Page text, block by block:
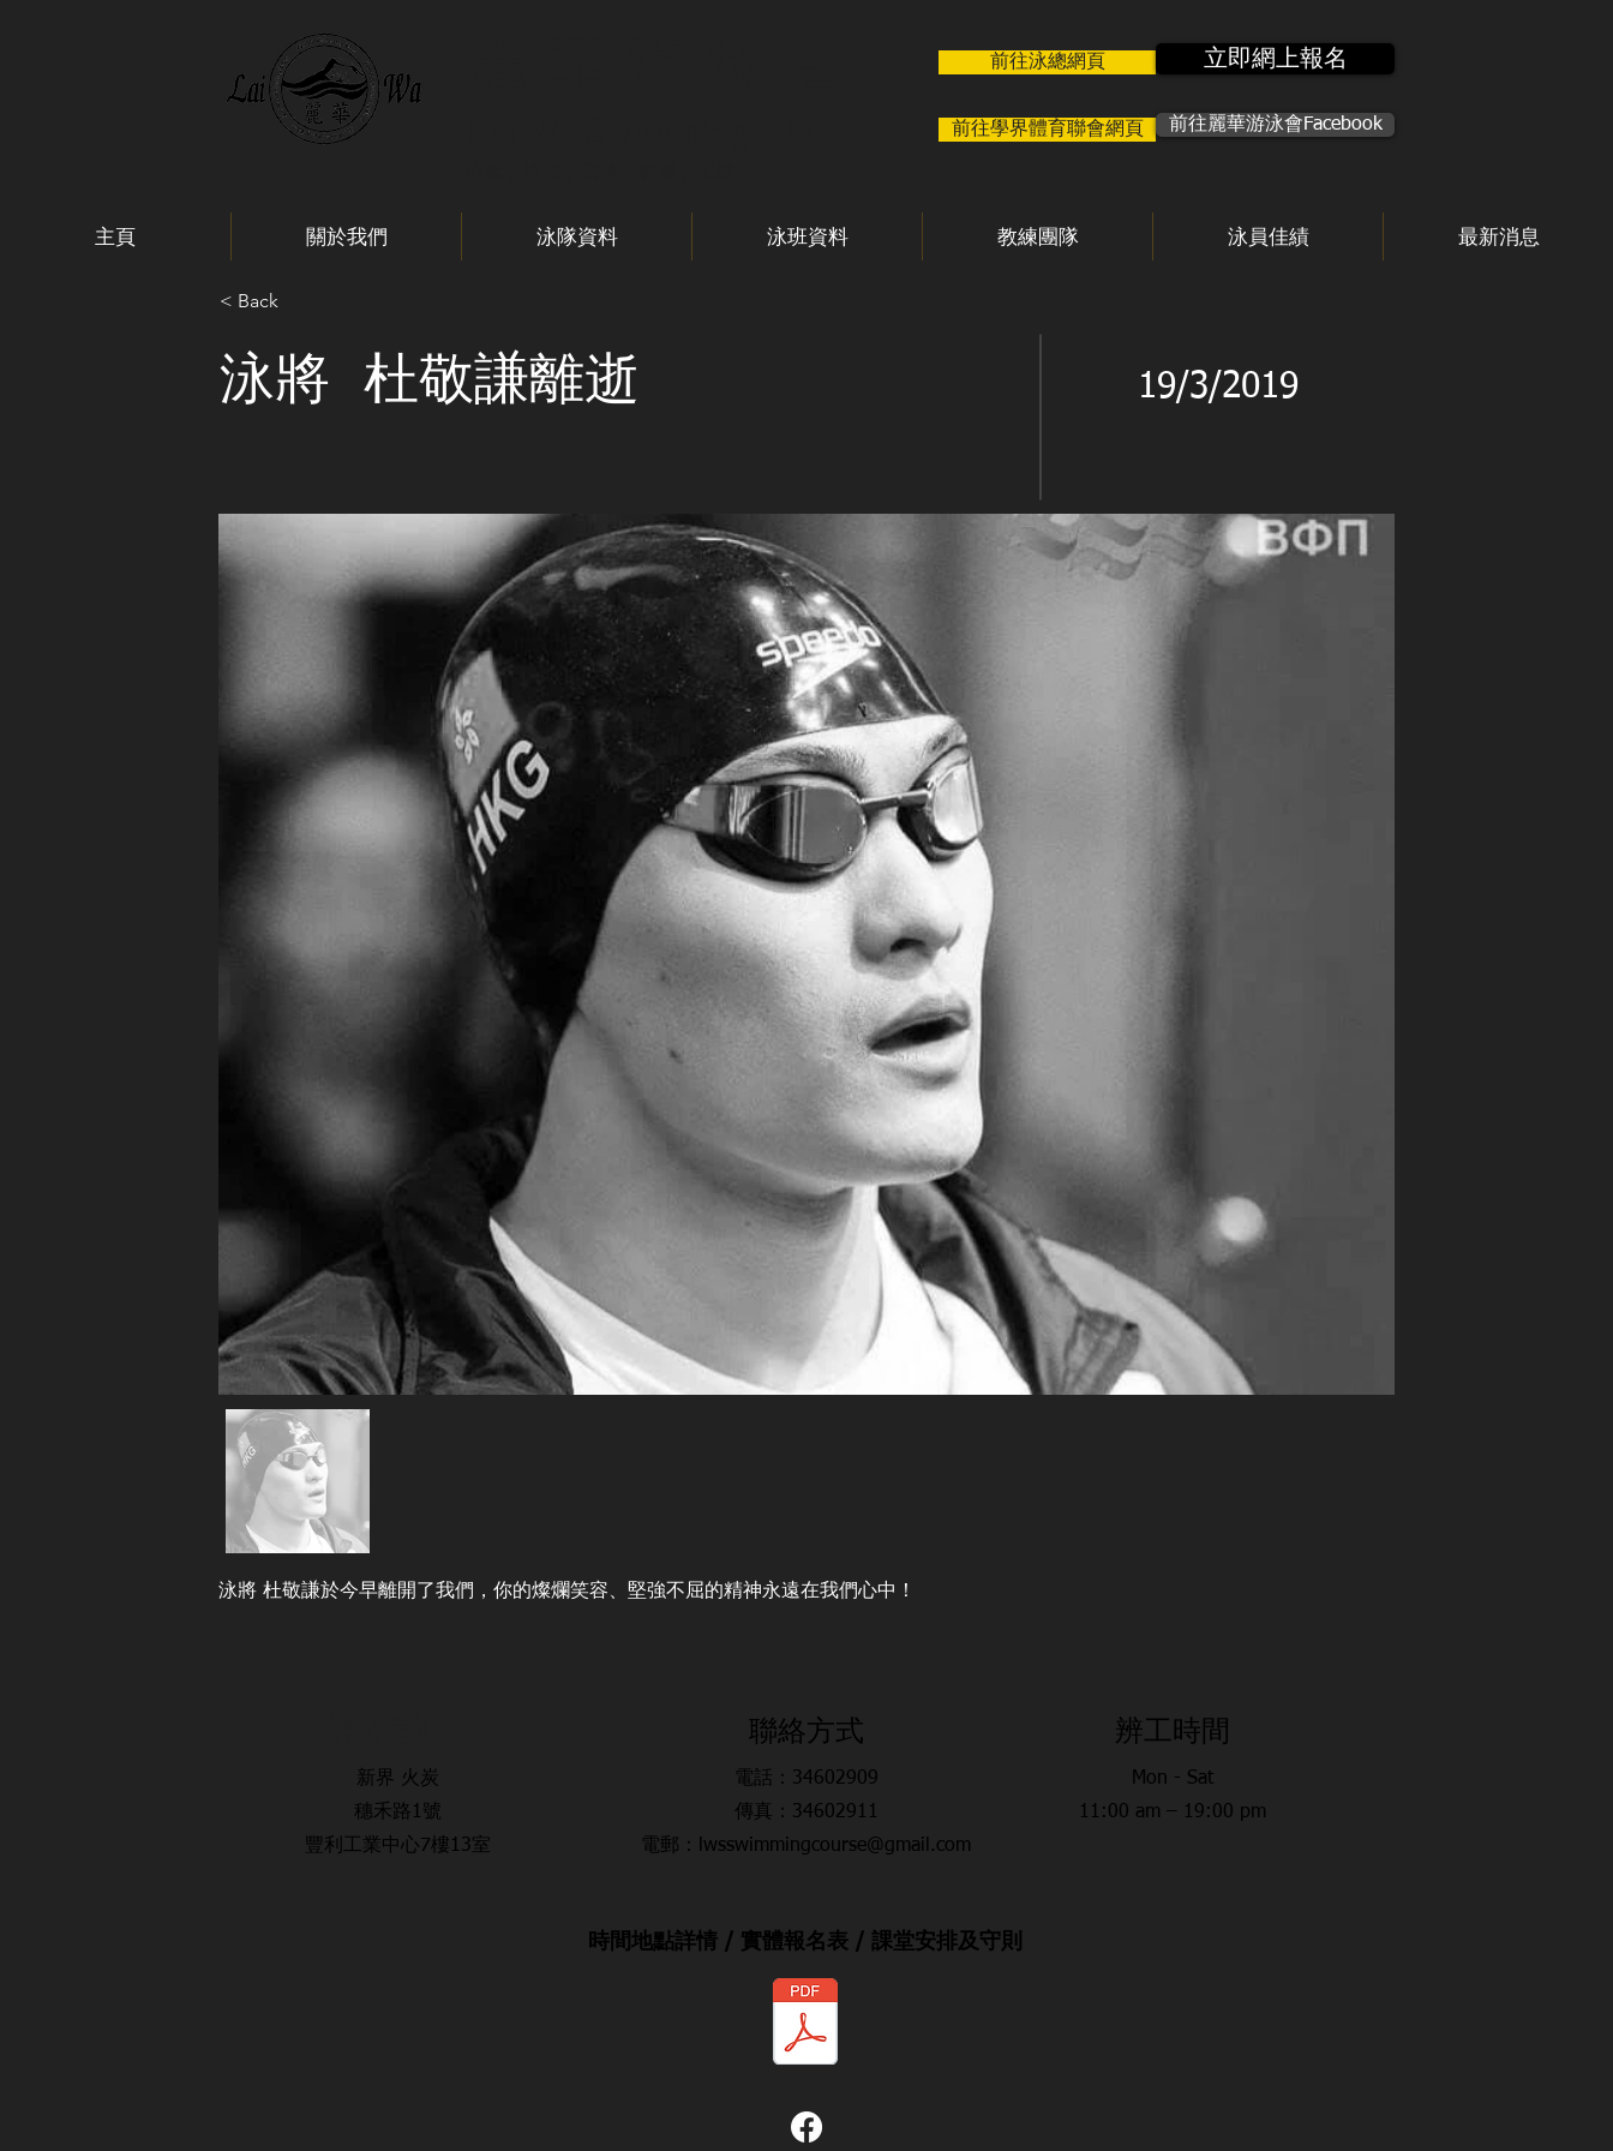
前往泳總網頁 立即網上報名
前往學界體育聯會網頁 前往麗華游泳會Facebook
主頁 關於我們 泳隊資料 泳班資料 教練團隊 泳員佳績 最新消息
< Back
泳將 杜敬謙離逝 19/3/2019
泳將 杜敬謙於今早離開了我們，你的燦爛笑容、堅強不屈的精神永遠在我們心中！
新界 火炭
穗禾路1號
豐利工業中心7樓13室
​聯絡方式
電話：34602909
傳真：34602911
電郵：lwsswimmingcourse@gmail.com
​辨工時間
Mon - Sat
11:00 am – 19:00 pm
時間地點詳情 / 實體報名表 / 課堂安排及守則